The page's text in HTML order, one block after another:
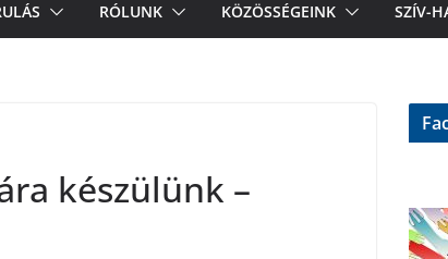
RÓLUNK KÖZÖSSÉGEINK SZÍV-
készülünk –